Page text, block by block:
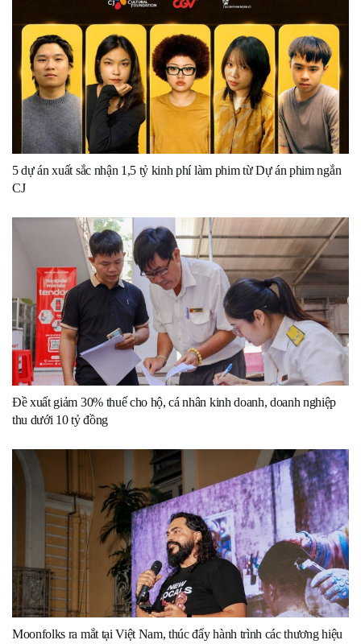
5 dự án xuất sắc nhận 1,5 tỷ kinh phí làm phim từ Dự án phim ngắn
CJ
Đề xuất giảm 30% thuế cho hộ, cá nhân kinh doanh, doanh nghiệp
thu dưới 10 tỷ đồng
Moonfolks ra mắt tại Việt Nam, thúc đẩy hành trình các thương hiệu